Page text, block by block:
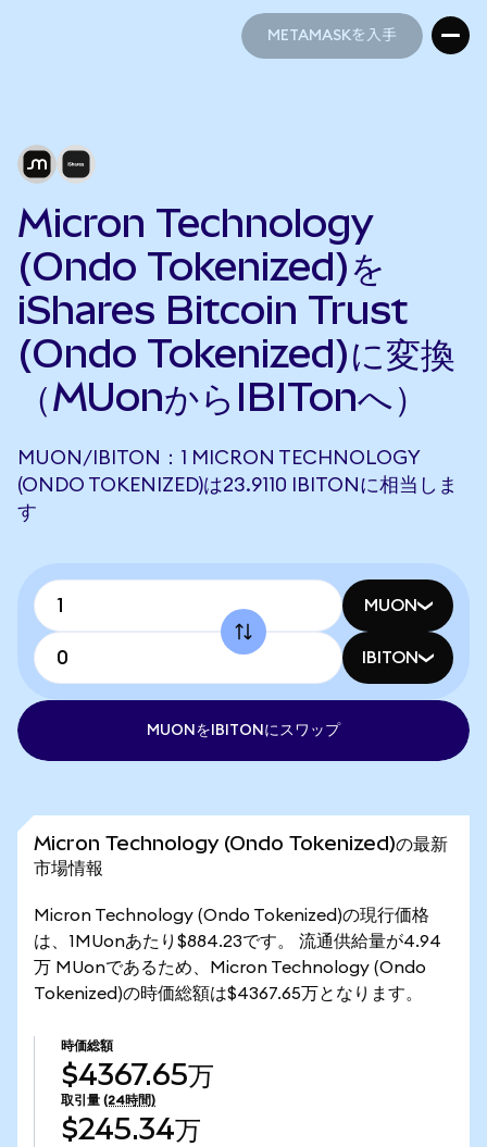
METAMASKを入手
Micron Technology
(Ondo Tokenized)を
iShares Bitcoin Trust
(Ondo Tokenized)に変換
（MUonからIBITonへ）
MUON/IBITON：1 MICRON TECHNOLOGY
(ONDO TOKENIZED)は23.9110 IBITONに相当しま
す
MUON
IBITON
MUONをIBITONにスワップ
Micron Technology (Ondo Tokenized)の最新
市場情報
Micron Technology (Ondo Tokenized)の現行価格
は、1MUonあたり$884.23です。 流通供給量が4.94
万 MUonであるため、Micron Technology (Ondo
Tokenized)の時価総額は$4367.65万となります。
時価総額
$4367.65万
取引量 (24時間)
$245.34万